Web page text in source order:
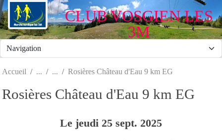
CLUB VOSGIEN LES
3M
Accueil Rosières Château d'Eau 9 km EG
Rosières Château d'Eau 9 km EG
Le jeudi 25 sept. 2025
Panneau de gestion des cookies